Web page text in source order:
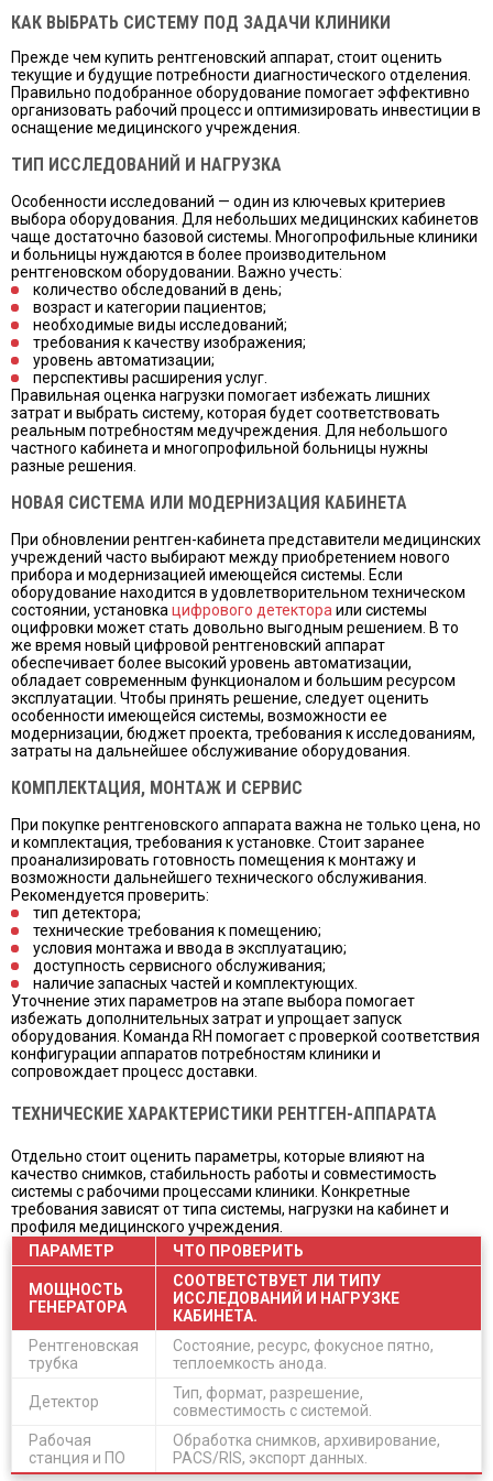
КАК ВЫБРАТЬ СИСТЕМУ ПОД ЗАДАЧИ КЛИНИКИ
Прежде чем купить рентгеновский аппарат, стоит оценить
текущие и будущие потребности диагностического отделения.
Правильно подобранное оборудование помогает эффективно
организовать рабочий процесс и оптимизировать инвестиции в
оснащение медицинского учреждения.
ТИП ИССЛЕДОВАНИЙ И НАГРУЗКА
Особенности исследований — один из ключевых критериев
выбора оборудования. Для небольших медицинских кабинетов
чаще достаточно базовой системы. Многопрофильные клиники
и больницы нуждаются в более производительном
рентгеновском оборудовании. Важно учесть:
количество обследований в день;
возраст и категории пациентов;
необходимые виды исследований;
требования к качеству изображения;
уровень автоматизации;
перспективы расширения услуг.
Правильная оценка нагрузки помогает избежать лишних
затрат и выбрать систему, которая будет соответствовать
реальным потребностям медучреждения. Для небольшого
частного кабинета и многопрофильной больницы нужны
разные решения.
НОВАЯ СИСТЕМА ИЛИ МОДЕРНИЗАЦИЯ КАБИНЕТА
При обновлении рентген-кабинета представители медицинских
учреждений часто выбирают между приобретением нового
прибора и модернизацией имеющейся системы. Если
оборудование находится в удовлетворительном техническом
состоянии, установка цифрового детектора или системы
оцифровки может стать довольно выгодным решением. В то
же время новый цифровой рентгеновский аппарат
обеспечивает более высокий уровень автоматизации,
обладает современным функционалом и большим ресурсом
эксплуатации. Чтобы принять решение, следует оценить
особенности имеющейся системы, возможности ее
модернизации, бюджет проекта, требования к исследованиям,
затраты на дальнейшее обслуживание оборудования.
КОМПЛЕКТАЦИЯ, МОНТАЖ И СЕРВИС
При покупке рентгеновского аппарата важна не только цена, но
и комплектация, требования к установке. Стоит заранее
проанализировать готовность помещения к монтажу и
возможности дальнейшего технического обслуживания.
Рекомендуется проверить:
тип детектора;
технические требования к помещению;
условия монтажа и ввода в эксплуатацию;
доступность сервисного обслуживания;
наличие запасных частей и комплектующих.
Уточнение этих параметров на этапе выбора помогает
избежать дополнительных затрат и упрощает запуск
оборудования. Команда RH помогает с проверкой соответствия
конфигурации аппаратов потребностям клиники и
сопровождает процесс доставки.
ТЕХНИЧЕСКИЕ ХАРАКТЕРИСТИКИ РЕНТГЕН-АППАРАТА
Отдельно стоит оценить параметры, которые влияют на
качество снимков, стабильность работы и совместимость
системы с рабочими процессами клиники. Конкретные
требования зависят от типа системы, нагрузки на кабинет и
профиля медицинского учреждения.
ПАРАМЕТР
ЧТО ПРОВЕРИТЬ
МОЩНОСТЬ
ГЕНЕРАТОРА
СООТВЕТСТВУЕТ ЛИ ТИПУ
ИССЛЕДОВАНИЙ И НАГРУЗКЕ
КАБИНЕТА.
Рентгеновская
трубка
Состояние, ресурс, фокусное пятно,
теплоемкость анода.
Детектор
Тип, формат, разрешение,
совместимость с системой.
Рабочая
станция и ПО
Обработка снимков, архивирование,
PACS/RIS, экспорт данных.